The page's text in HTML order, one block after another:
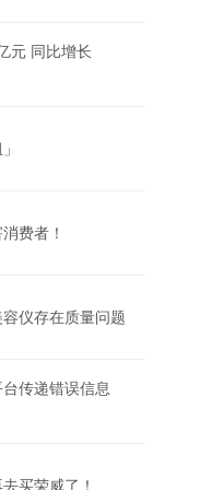
元 同比增长
费者！
仪存在质量问题
传递错误信息
买荣威了！